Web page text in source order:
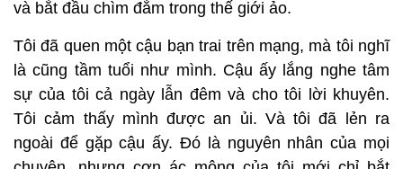
và bắt đầu chìm đắm trong thế giới ảo.
Tôi đã quen một cậu bạn trai trên mạng, mà tôi nghĩ
là cũng tầm tuổi như mình. Cậu ấy lắng nghe tâm
sự của tôi cả ngày lẫn đêm và cho tôi lời khuyên.
Tôi cảm thấy mình được an ủi. Và tôi đã lẻn ra
ngoài để gặp cậu ấy. Đó là nguyên nhân của mọi